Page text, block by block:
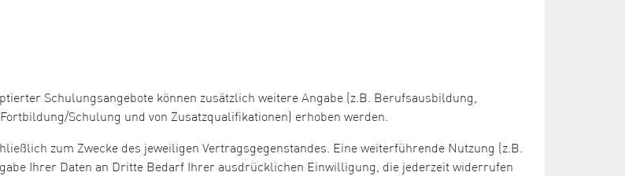
Schulungsangebote können zusätzlich weitere Angabe (z.B. Berufsausbildung,
Schulung und von Zusatzqualifikationen) erhoben werden.
zum Zwecke des jeweiligen Vertragsgegenstandes. Eine weiterführende Nutzung (z.B.
Ihrer Daten an Dritte Bedarf Ihrer ausdrücklichen Einwilligung, die jederzeit widerrufen